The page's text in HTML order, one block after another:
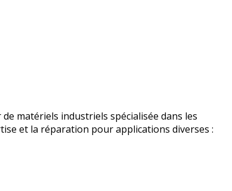
matériels industriels spécialisée dans les
et la réparation pour applications diverses :